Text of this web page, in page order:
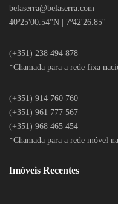
belaserra@belaserra.com
40º25'00.54''N | 7º42'26.85''
(+351) 238 494 878
*Chamada para a rede fixa
(+351) 914 760 760
(+351) 961 777 567
(+351) 968 465 454
*Chamada para a rede móvel
Imóveis Recentes